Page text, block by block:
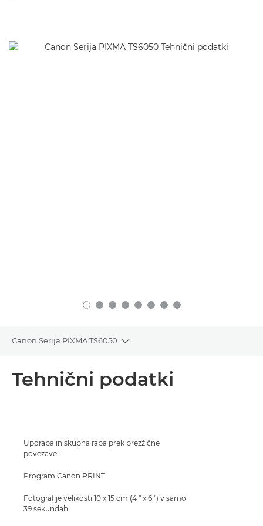
Canon Serija PIXMA TS6050
Toggle breadcrumbs
NAKUP ČRNILA
Tehnični podatki
Uporaba in skupna raba prek brezžične
povezave
Program Canon PRINT
Fotografije velikosti 10 x 15 cm (4 " x 6 ") v samo
39 sekundah